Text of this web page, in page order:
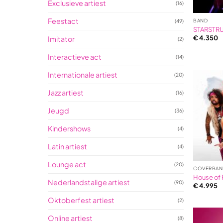
Exclusieve artiest (16)
Feestact (49)
Imitator (2)
Interactieve act (14)
Internationale artiest (20)
Jazz artiest (16)
Jeugd (36)
Kindershows (4)
Latin artiest (4)
Lounge act (20)
Nederlandstalige artiest (90)
Oktoberfest artiest (2)
Online artiest (8)
BAND
€4.350
House of
€4.995